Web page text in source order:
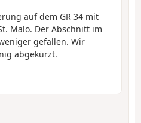
auf dem GR 34 mit
Malo. Der Abschnitt im
gefallen. Wir
abgekürzt.